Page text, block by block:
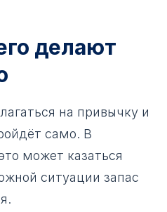
делают
на привычку и
само. В
может казаться
ситуации запас